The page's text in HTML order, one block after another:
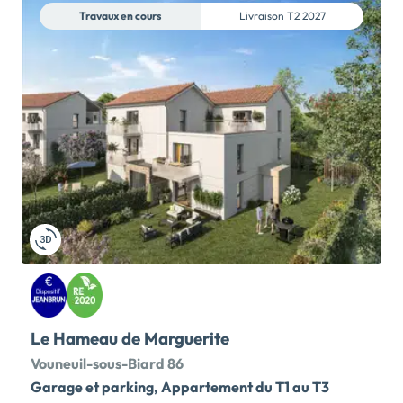
Route des Plaids à Nouaillé Maupertuis, charmante
commune connue pour sa célèbre Abbaye médiévale
et ses animations. Un cadre de vie pratique et familial
: écoles, stade, salle omnisports, commerces de
proximité (supérette, tabac, pharmacie, boulangerie,
ferme bio) et marché de producteurs chaque
vendredi. Tous les services médicaux sur place :
médecins, infirmiers, dentiste, ostéopathe, kiné pour
un confort de vie optimal. Une localisation idéale : à
10 min du C.H.U de Poitiers, 20 min du centre-ville,
avec desserte par les bus régionaux. Découvrez […]
Voir le programme immobilier neuf >>
Travaux en cours Livraison T2 2027
Le Hameau de Marguerite
Vouneuil-sous-Biard 86
Garage et parking, Appartement du T1 au T3